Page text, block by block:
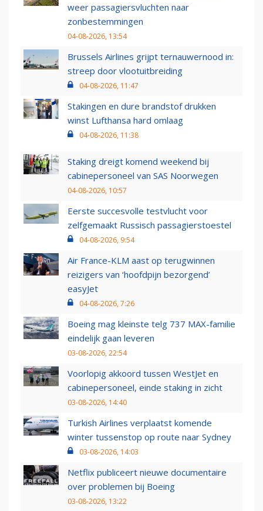
weer passagiersvluchten naar
zonbestemmingen
04-08-2026, 13:54
Brussels Airlines grijpt ternauwernood in:
streep door vlootuitbreiding
04-08-2026, 11:47
Stakingen en dure brandstof drukken
winst Lufthansa hard omlaag
04-08-2026, 11:38
Staking dreigt komend weekend bij
cabinepersoneel van SAS Noorwegen
04-08-2026, 10:57
Eerste succesvolle testvlucht voor
zelfgemaakt Russisch passagierstoestel
04-08-2026, 9:54
Air France-KLM aast op terugwinnen
reizigers van ‘hoofdpijn bezorgend’
easyJet
04-08-2026, 7:26
Boeing mag kleinste telg 737 MAX-familie
eindelijk gaan leveren
03-08-2026, 22:54
Voorlopig akkoord tussen WestJet en
cabinepersoneel, einde staking in zicht
03-08-2026, 14:40
Turkish Airlines verplaatst komende
winter tussenstop op route naar Sydney
03-08-2026, 14:03
Netflix publiceert nieuwe documentaire
over problemen bij Boeing
03-08-2026, 13:22